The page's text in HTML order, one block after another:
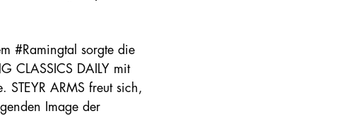
#Ramingtal sorgte die
CLASSICS DAILY mit
ARMS freut sich,
Image der